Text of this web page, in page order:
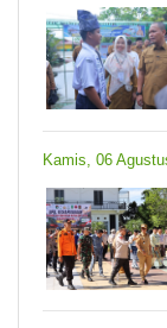
Kamis, 06